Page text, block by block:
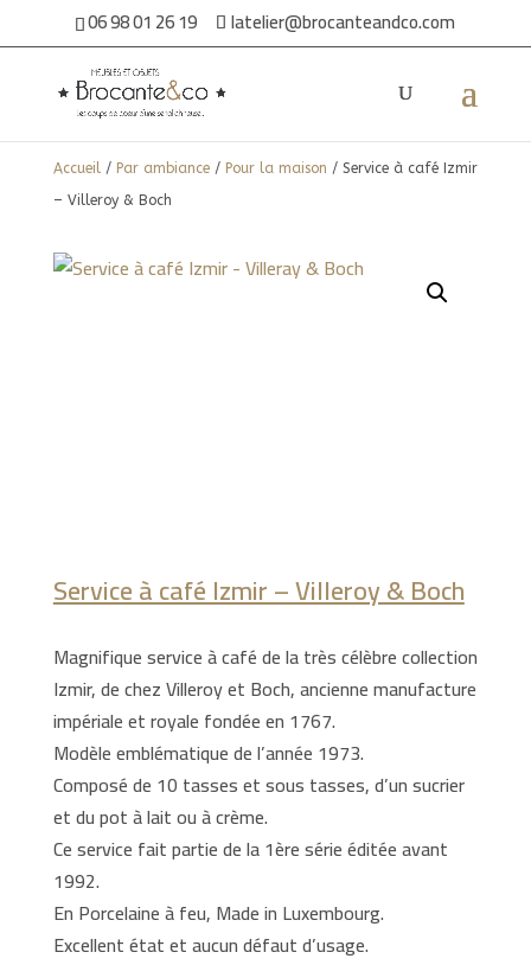
06 98 01 26 19 latelier@brocanteandco.com
Accueil/ Par ambiance/ Pour la maison / Service à café Izmir
– Villeroy & Boch
Service à café Izmir – Villeroy & Boch
Magnifique service à café de la très célèbre collection
Izmir, de chez Villeroy et Boch, ancienne manufacture
impériale et royale fondée en 1767.
Modèle emblématique de l’année 1973.
Composé de 10 tasses et sous tasses, d’un sucrier
et du pot à lait ou à crème.
Ce service fait partie de la 1ère série éditée avant
1992.
En Porcelaine à feu, Made in Luxembourg.
Excellent état et aucun défaut d’usage.